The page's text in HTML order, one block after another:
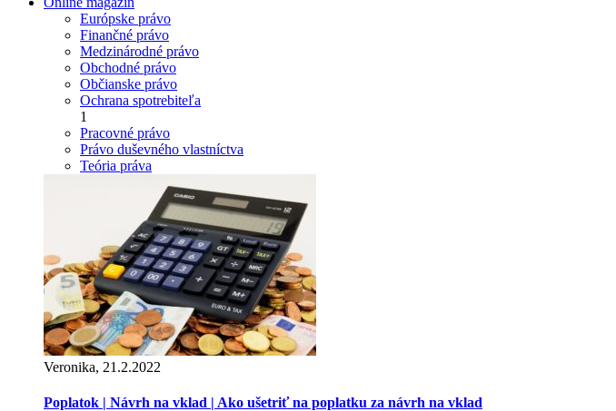
Európske právo
Finančné právo
Medzinárodné právo
Obchodné právo
Občianske právo
Ochrana spotrebiteľa
1
Pracovné právo
Právo duševného vlastníctva
Teória práva
Veronika, 21.2.2022
Poplatok | Návrh na vklad | Ako ušetriť na poplatku za návrh na vklad